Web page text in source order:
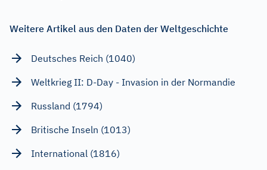
Weitere Artikel aus den Daten der Weltgeschichte
Deutsches Reich (1040)
Weltkrieg II: D-Day - Invasion in der Normandie
Russland (1794)
Britische Inseln (1013)
International (1816)